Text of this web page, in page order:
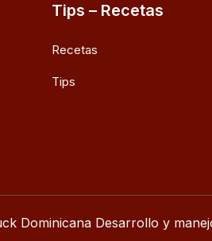
Tips – Recetas
Recetas
Tips
Dominicana Desarrollo y